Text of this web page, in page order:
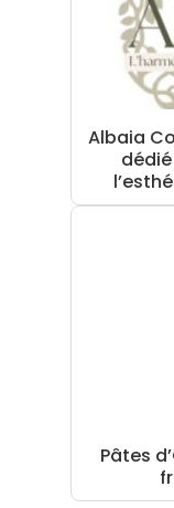
Albaia
Pâtes